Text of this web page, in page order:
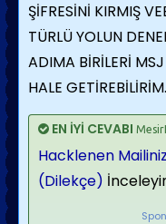
ŞİFRESİNİ KIRMIŞ
TÜRLÜ YOLUN
ADIMA BİRİLERİ
HALE
EN İYİ CEVABI
Hacklenen
(Dilekçe)